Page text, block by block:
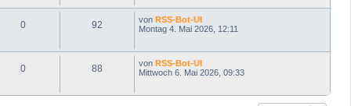
0 92 von RSS-Bot-UI
Montag 4. Mai 2026, 12:11
0 88 von RSS-Bot-UI
Mittwoch 6. Mai 2026, 09:33